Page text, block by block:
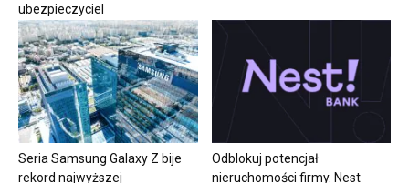
ubezpieczyciel
Seria Samsung Galaxy Z bije
rekord najwyższej
Odblokuj potencjał
nieruchomości firmy. Nest